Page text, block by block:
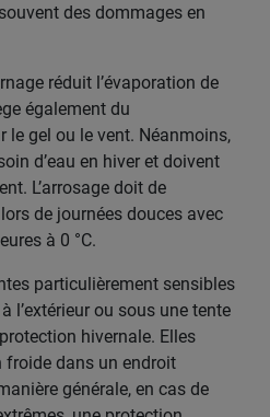
des dommages en
réduit l’évaporation de
également du
le gel ou le vent. Néanmoins,
d’eau en hiver et doivent
L’arrosage doit de
de journées douces avec
à 0 °C.
particulièrement sensibles
l’extérieur ou sous une tente
hivernale. Elles
dans un endroit
générale, en cas de